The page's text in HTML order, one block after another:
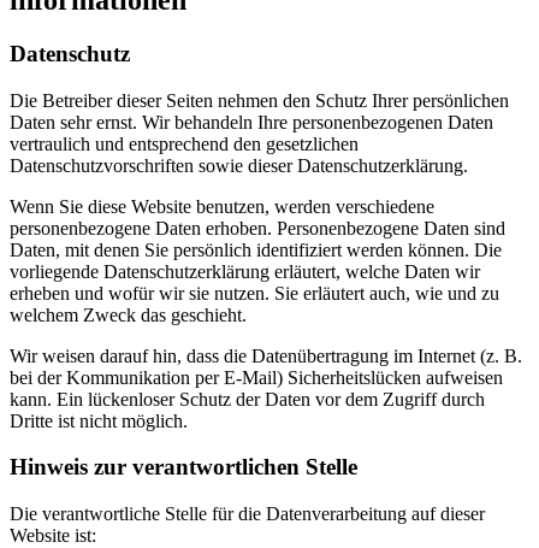
Datenschutz
Die Betreiber dieser Seiten nehmen den Schutz Ihrer persönlichen
Daten sehr ernst. Wir behandeln Ihre personenbezogenen Daten
vertraulich und entsprechend den gesetzlichen
Datenschutzvorschriften sowie dieser Datenschutzerklärung.
Wenn Sie diese Website benutzen, werden verschiedene
personenbezogene Daten erhoben. Personenbezogene Daten sind
Daten, mit denen Sie persönlich identifiziert werden können. Die
vorliegende Datenschutzerklärung erläutert, welche Daten wir
erheben und wofür wir sie nutzen. Sie erläutert auch, wie und zu
welchem Zweck das geschieht.
Wir weisen darauf hin, dass die Datenübertragung im Internet (z. B.
bei der Kommunikation per E-Mail) Sicherheitslücken aufweisen
kann. Ein lückenloser Schutz der Daten vor dem Zugriff durch
Dritte ist nicht möglich.
Hinweis zur verantwortlichen Stelle
Die verantwortliche Stelle für die Datenverarbeitung auf dieser
Website ist: